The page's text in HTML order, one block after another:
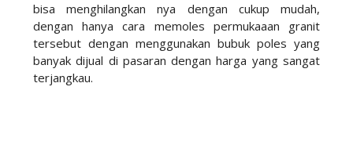
bisa menghilangkan nya dengan cukup mudah,
dengan hanya cara memoles permukaaan granit
tersebut dengan menggunakan bubuk poles yang
banyak dijual di pasaran dengan harga yang sangat
terjangkau.